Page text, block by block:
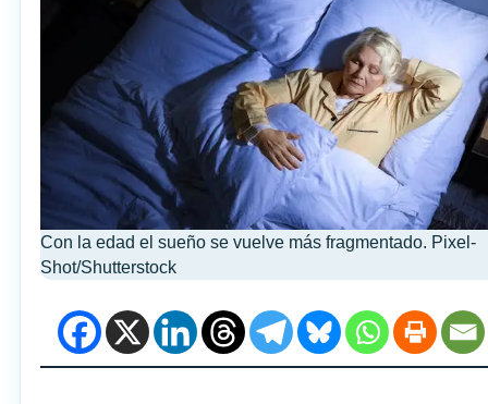
Con la edad el sueño se vuelve más fragmentado. Pixel-
Shot/Shutterstock